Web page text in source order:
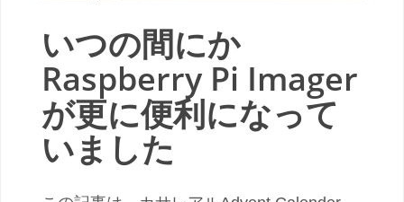
いつの間にか
Raspberry Pi Imager
が更に便利になって
いました